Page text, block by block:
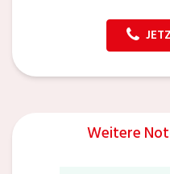
Weitere